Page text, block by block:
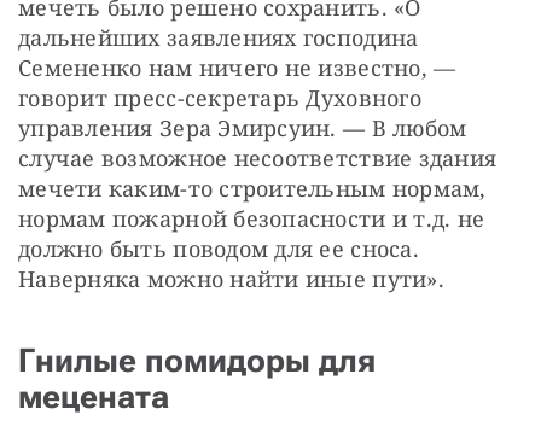
мечеть было решено сохранить. «О
дальнейших заявлениях господина
Семененко нам ничего не известно, —
говорит пресс-секретарь Духовного
управления Зера Эмирсуин. — В любом
случае возможное несоответствие здания
мечети каким-то строительным нормам,
нормам пожарной безопасности и т.д. не
должно быть поводом для ее сноса.
Наверняка можно найти иные пути».
Гнилые помидоры для
мецената